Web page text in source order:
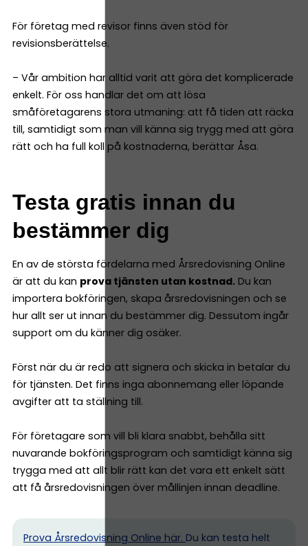
För företag med revisor finns även stöd för
revisionsberättelse.
– Vår ambition har alltid varit att göra det komplicerade
enkelt. För oss handlar det om att lösa
småföretagarens stora utmaning: att få tiden att räcka
till, samtidigt som man vill känna sig trygg med att göra
rätt och ha full koll på kostnaderna, berättar Åsa.
Testa gratis innan du
bestämmer dig
En av de största fördelarna med Årsredovisning Online
är att du kan prova tjänsten utan kostnad. Du kan
importera bokföringen, skapa årsredovisningen och se
hur allt ser ut innan du bestämmer dig. Dessutom ingår
support om du känner dig osäker.
Först när du är redo att signera och skicka in betalar du
för tjänsten. Det finns inga abonnemang eller löpande
avgifter att ta ställning till.
För företagare som vill bli klara snabbt, behålla sitt
nuvarande bokföringsprogram och samtidigt känna sig
trygga med att allt blir rätt kan det vara ett enkelt sätt
att få årsredovisningen över mållinjen innan deadline.
Prova Årsredovisning Online här. Du kan testa helt